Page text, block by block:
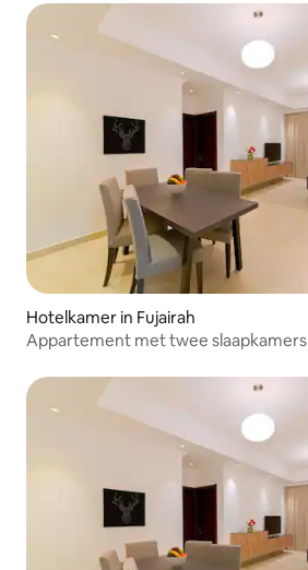
Hotelkamer in Fujairah
Appartement met twee slaapkamers